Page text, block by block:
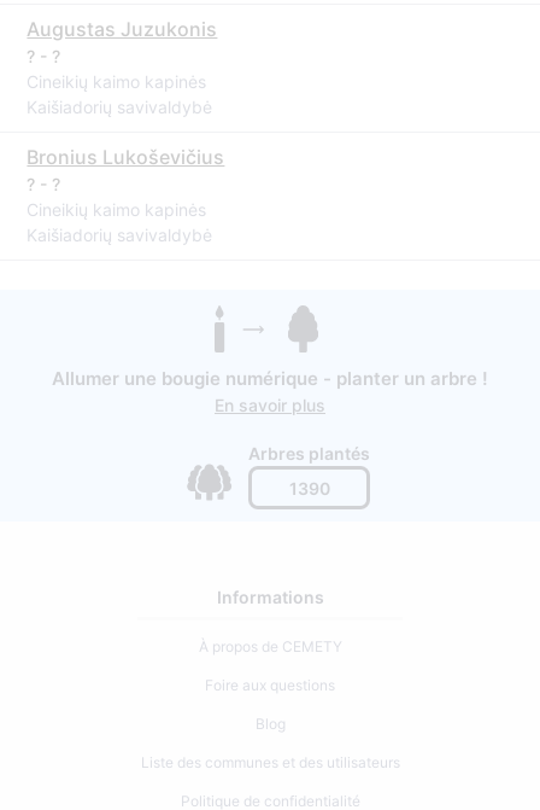
Augustas Juzukonis
? - ?
Cineikių kaimo kapinės
Kaišiadorių savivaldybė
Bronius Lukoševičius
? - ?
Cineikių kaimo kapinės
Kaišiadorių savivaldybė
Allumer une bougie numérique - planter un arbre !
En savoir plus
Arbres plantés
1390
Informations
À propos de CEMETY
Foire aux questions
Blog
Liste des communes et des utilisateurs
Politique de confidentialité